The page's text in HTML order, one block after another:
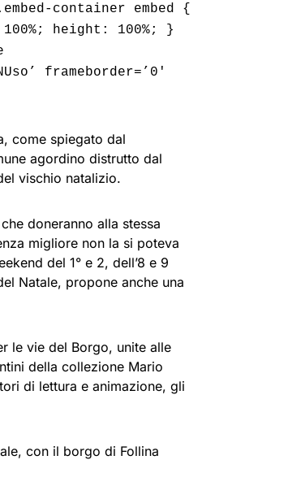
container embed {
height: 100%; }
frameborder=’0′
come spiegato dal
agordino distrutto dal
vischio natalizio.
doneranno alla stessa
migliore non la si poteva
del 1° e 2, dell’8 e 9
Natale, propone anche una
le vie del Borgo, unite alle
della collezione Mario
di lettura e animazione, gli
con il borgo di Follina